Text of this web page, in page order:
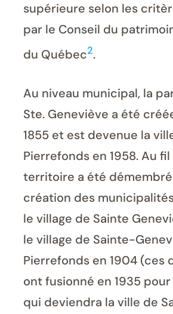
supérieure selon les
par le Conseil du
du Québec2.
Au niveau municipal, la
Ste. Geneviève a été
1855 et est devenue la
Pierrefonds en 1958. Au fil
territoire a été
création des
le village de Sainte
le village de Sainte-
Pierrefonds en 1904 (ces
ont fusionné en 1935
qui deviendra la ville de